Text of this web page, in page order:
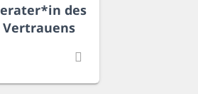
des
Vertrauens